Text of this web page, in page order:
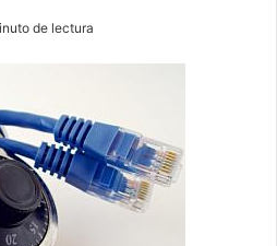
de lectura